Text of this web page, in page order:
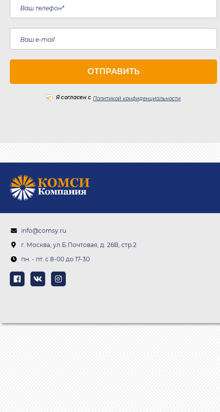
Я согласен с Политикой конфиденциальности
info@comsy.ru
г. Москва, ул.Б.Почтовая, д. 26В, стр.2
пн. - пт. c 8-00 до 17-30